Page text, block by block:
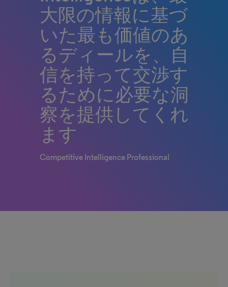
大限の情報に基づ
いた最も価値のあ
るディールを、自
信を持って交渉す
るために必要な洞
察を提供してくれ
ます
Competitive​ Intelligence Professional​